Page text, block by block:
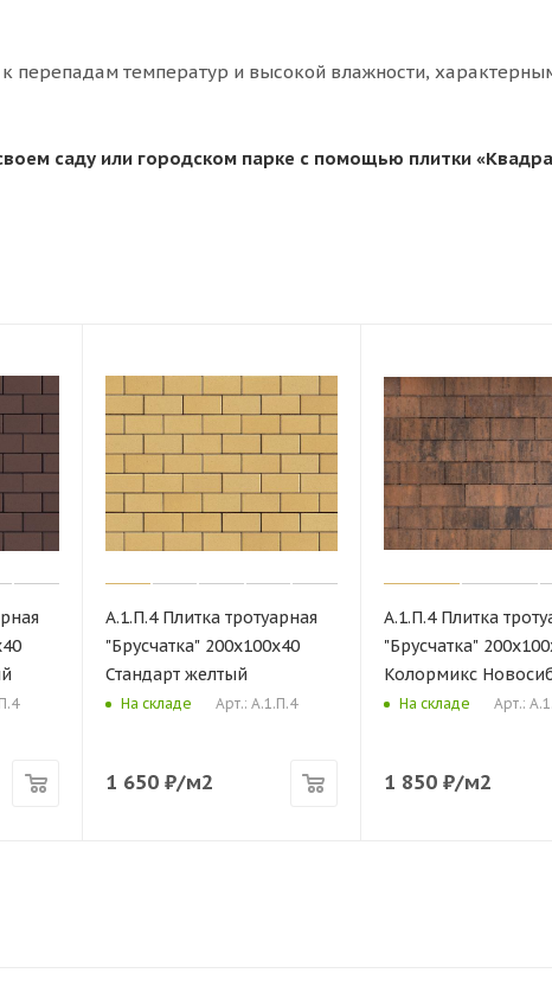
перепадам температур и высокой влажности,
саду или городском парке с помощью плитки
А.1.П.4 Плитка тротуарная
"Брусчатка" 200х100х40
Стандарт желтый
На складе Арт.: А.1.П.4
1 650 ₽/м2
А.1.П.4 Плитка
"Брусчатка"
Колормикс
На складе Арт.:
1 850₽/м2